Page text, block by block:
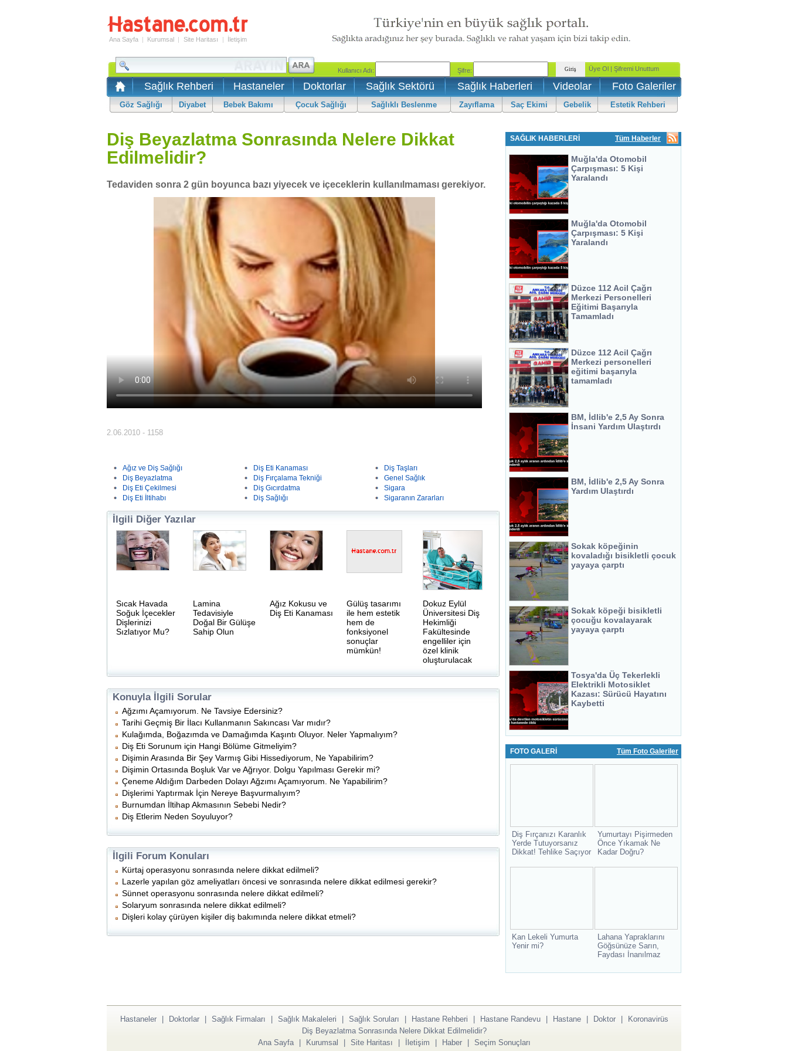
Ana Sayfa | Kurumsal | Site Haritası | İletişim
Sağlık Rehberi Hastaneler Doktorlar Sağlık Sektörü Sağlık Haberleri Videolar Foto Galeriler
Göz Sağlığı Diyabet Bebek Bakımı Çocuk Sağlığı Sağlıklı Beslenme Zayıflama Saç Ekimi Gebelik Estetik Rehberi
Diş Beyazlatma Sonrasında Nelere Dikkat
Edilmelidir?
Tedaviden sonra 2 gün boyunca bazı yiyecek ve içeceklerin kullanılmaması gerekiyor.
2.06.2010 - 1158
Ağız ve Diş Sağlığı Diş Eti Kanaması
Diş Taşları
Diş Beyazlatma
Diş Fırçalama Tekniği
Genel Sağlık
Diş Eti Çekilmesi
Diş Gıcırdatma
Sigara
Diş Eti İltihabı
Diş Sağlığı Sigaranın Zararları
İlgili Diğer Yazılar
Sıcak Havada
Soğuk İçecekler
Dişlerinizi
Sızlatıyor Mu?
Lamina
Tedavisiyle
Doğal Bir Gülüşe
Sahip Olun
Ağız Kokusu ve
Diş Eti Kanaması
Gülüş tasarımı
ile hem estetik
hem de
fonksiyonel
sonuçlar
mümkün!
Dokuz Eylül
Üniversitesi Diş
Hekimliği
Fakültesinde
engelliler için
özel klinik
oluşturulacak
Konuyla İlgili Sorular
Ağzımı Açamıyorum. Ne Tavsiye Edersiniz?
Tarihi Geçmiş Bir İlacı Kullanmanın Sakıncası Var mıdır?
Kulağımda, Boğazımda ve Damağımda Kaşıntı Oluyor. Neler Yapmalıyım?
Diş Eti Sorunum için Hangi Bölüme Gitmeliyim?
Dişimin Arasında Bir Şey Varmış Gibi Hissediyorum, Ne Yapabilirim?
Dişimin Ortasında Boşluk Var ve Ağrıyor. Dolgu Yapılması Gerekir mi?
Çeneme Aldığım Darbeden Dolayı Ağzımı Açamıyorum. Ne Yapabilirim?
Dişlerimi Yaptırmak İçin Nereye Başvurmalıyım?
Burnumdan İltihap Akmasının Sebebi Nedir?
Diş Etlerim Neden Soyuluyor?
İlgili Forum Konuları
Kürtaj operasyonu sonrasında nelere dikkat edilmeli?
Lazerle yapılan göz ameliyatları öncesi ve sonrasında nelere dikkat edilmesi gerekir?
Sünnet operasyonu sonrasında nelere dikkat edilmeli?
Solaryum sonrasında nelere dikkat edilmeli?
Dişleri kolay çürüyen kişiler diş bakımında nelere dikkat etmeli?
SAĞLIK HABERLERİ Tüm Haberler
Muğla'da Otomobil
Çarpışması: 5 Kişi
Yaralandı
Muğla'da Otomobil
Çarpışması: 5 Kişi
Yaralandı
Düzce 112 Acil Çağrı
Merkezi Personelleri
Eğitimi Başarıyla
Tamamladı
Düzce 112 Acil Çağrı
Merkezi personelleri
eğitimi başarıyla
tamamladı
BM, İdlib'e 2,5 Ay Sonra
İnsani Yardım Ulaştırdı
BM, İdlib'e 2,5 Ay Sonra
Yardım Ulaştırdı
Sokak köpeğinin
kovaladığı bisikletli çocuk
yayaya çarptı
Sokak köpeği bisikletli
çocuğu kovalayarak
yayaya çarptı
Tosya'da Üç Tekerlekli
Elektrikli Motosiklet
Kazası: Sürücü Hayatını
Kaybetti
FOTO GALERİ Tüm Foto Galeriler
Diş Fırçanızı Karanlık
Yerde Tutuyorsanız
Dikkat! Tehlike Saçıyor
Yumurtayı Pişirmeden
Önce Yıkamak Ne
Kadar Doğru?
Kan Lekeli Yumurta
Yenir mi?
Lahana Yapraklarını
Göğsünüze Sarın,
Faydası İnanılmaz
Hastaneler | Doktorlar | Sağlık Firmaları | Sağlık Makaleleri | Sağlık Soruları | Hastane Rehberi | Hastane Randevu | Hastane | Doktor |
Koronavirüs
Diş Beyazlatma Sonrasında Nelere Dikkat Edilmelidir?
Ana Sayfa
| Kurumsal | Site Haritası | İletişim | Haber | Seçim Sonuçları